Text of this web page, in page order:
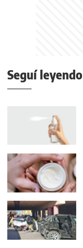
Seguí leyendo